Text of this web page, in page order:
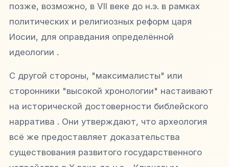
позже, возможно, в VII веке до н.э. в рамках
политических и религиозных реформ царя
Иосии, для оправдания определённой
идеологии .
С другой стороны, "максималисты" или
сторонники "высокой хронологии" настаивают
на исторической достоверности библейского
нарратива . Они утверждают, что археология
всё же предоставляет доказательства
существования развитого государственного